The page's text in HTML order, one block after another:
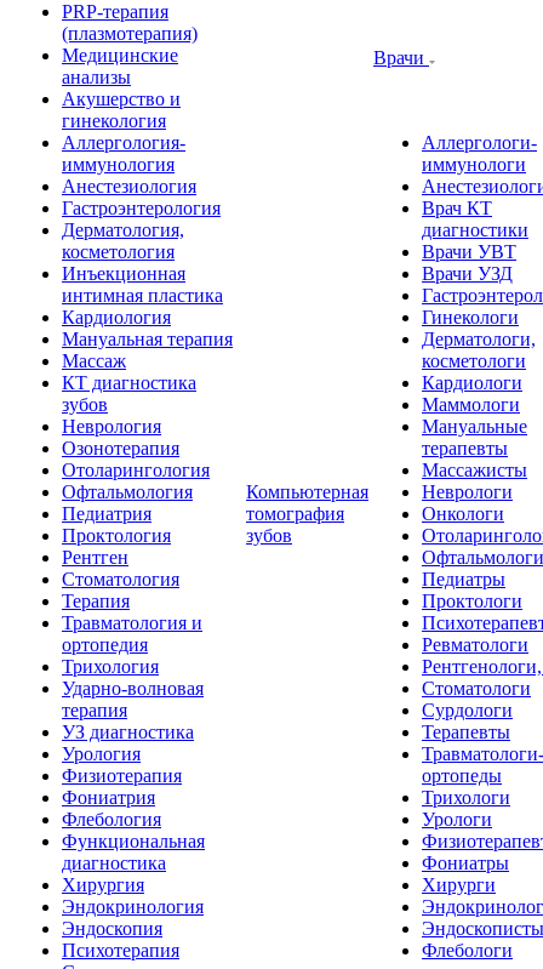
PRP-терапия
(плазмотерапия)
Медицинские
анализы
Акушерство и
гинекология
Аллергология-
иммунология
Анестезиология
Гастроэнтерология
Дерматология,
косметология
Инъекционная
интимная пластика
Кардиология
Мануальная терапия
Массаж
КТ диагностика
зубов
Неврология
Озонотерапия
Отоларингология
Офтальмология
Педиатрия
Проктология
Рентген
Стоматология
Терапия
Травматология и
ортопедия
Трихология
Ударно-волновая
терапия
УЗ диагностика
Урология
Физиотерапия
Фониатрия
Флебология
Функциональная
диагностика
Хирургия
Эндокринология
Эндоскопия
Психотерапия
Компьютерная
томография
зубов
Врачи
Аллергологи-
иммунологи
Врач КТ
диагностики
Врачи УВТ
Врачи УЗД
Гинекологи
Дерматологи,
косметологи
Кардиологи
Маммологи
Мануальные
терапевты
Массажисты
Неврологи
Онкологи
Офтальмологи
Педиатры
Проктологи
Ревматологи
Стоматологи
Сурдологи
Терапевты
Травматологи-
ортопеды
Трихологи
Урологи
Фониатры
Хирурги
Эндоскописты
Флебологи